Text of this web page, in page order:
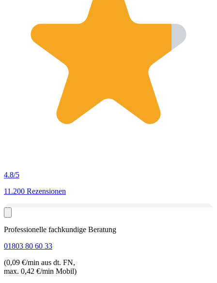
4.8/5
11.200 Rezensionen
Professionelle fachkundige Beratung
01803 80 60 33
(0,09 €/min aus dt. FN,
max. 0,42 €/min Mobil)